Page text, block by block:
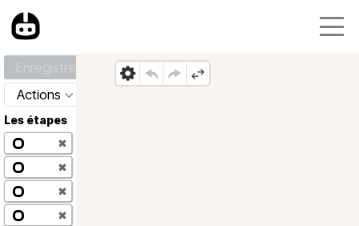
Actions
Les étapes
✖
✖
✖
✖